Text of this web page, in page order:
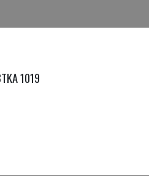
1019